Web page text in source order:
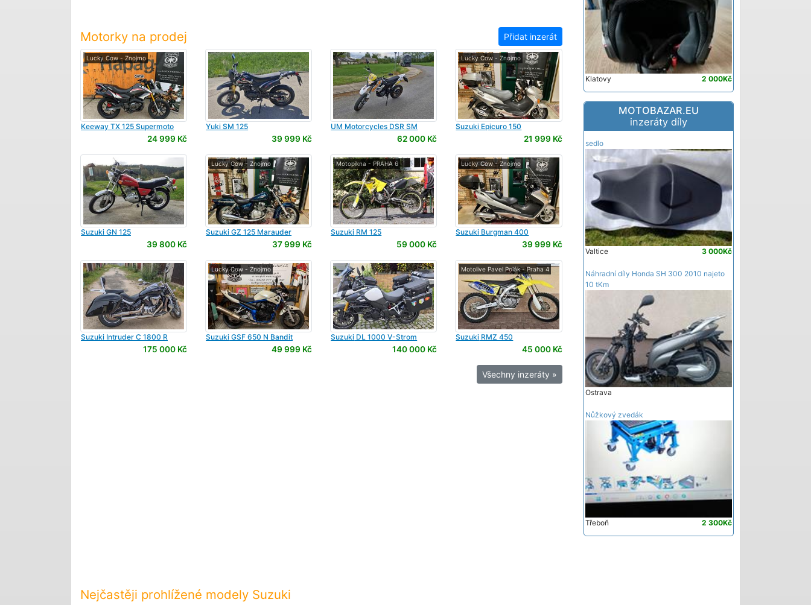
Motorky na prodej Přidat inzerát
Lucky Cow - Znojmo
Keeway TX 125 Supermoto
24 999 Kč
Yuki SM 125
39 999 Kč
UM Motorcycles DSR SM
62 000 Kč
Lucky Cow - Znojmo
Suzuki Epicuro 150
21 999 Kč
Suzuki GN 125
39 800 Kč
Lucky Cow - Znojmo
Suzuki GZ 125 Marauder
37 999 Kč
Motopikna - PRAHA 6
Suzuki RM 125
59 000 Kč
Lucky Cow - Znojmo
Suzuki Burgman 400
39 999 Kč
Suzuki Intruder C 1800 R
175 000 Kč
Lucky Cow - Znojmo
Suzuki GSF 650 N Bandit
49 999 Kč
Suzuki DL 1000 V-Strom
140 000 Kč
Motolive Pavel Polák - Praha 4
Suzuki RMZ 450
45 000 Kč
Všechny inzeráty »
Nejčastěji prohlížené modely Suzuki
2 000Kč
Klatovy
MOTOBAZAR.EU
inzeráty díly
sedlo
3 000Kč
Valtice
Náhradní díly Honda SH 300 2010 najeto
10 tKm
Ostrava
Nůžkový zvedák
2 300Kč
Třeboň